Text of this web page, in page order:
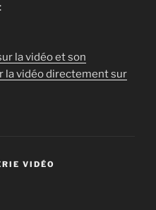
la vidéo et son
la vidéo directement sur
VIDÉO